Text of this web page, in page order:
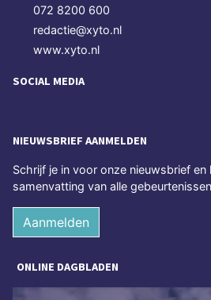
072 8200 600
redactie@xyto.nl
www.xyto.nl
SOCIAL MEDIA
NIEUWSBRIEF AANMELDEN
Schrijf je in voor onze nieuwsbrief en
samenvatting van alle
Aanmelden
ONLINE DAGBLADEN